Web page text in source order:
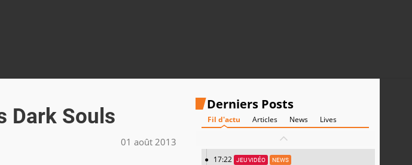
Dark Souls
01 août 2013
Derniers Posts
Fil d'actu Articles News Lives
17:22 JEU VIDÉO NEWS